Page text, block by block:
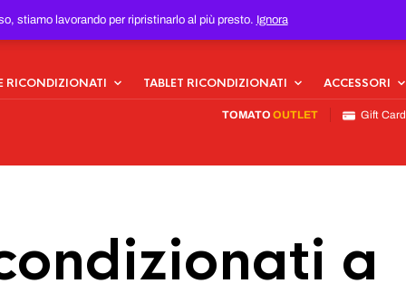
stiamo lavorando per ripristinarlo al più presto. Ignora
RICONDIZIONATI TABLET RICONDIZIONATI ACCESSORI
TOMATO OUTLET Gift Card
a